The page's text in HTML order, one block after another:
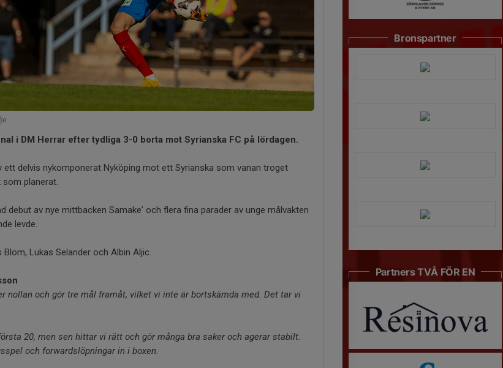
i DM Herrar efter tydliga 3-0 borta mot Syrianska FC på lördagen.
ett delvis nykomponerat Nyköping mot ett Syrianska som vanan troget
planerat.
debut av nye mittbacken Samake’ och flera fina parader av unge målvakten
levde.
Lukas Selander och Albin Aljic.
nollan och gör tre mål framåt, vilket vi inte är bortskämda med. Det tar vi
20, men sen hittar vi rätt och gör många bra saker och agerar stabilt.
och forwardslöpningar in i boxen.
Bronspartner
Partners TVÅ FÖR EN